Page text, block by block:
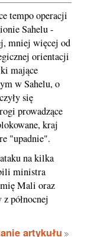
tempo operacji
Sahelu -
mniej więcej od
orientacji
mające
w Sahelu, o
się
prowadzące
kraj
"upadnie".
na kilka
ministra
Mali oraz
północnej
artykułu